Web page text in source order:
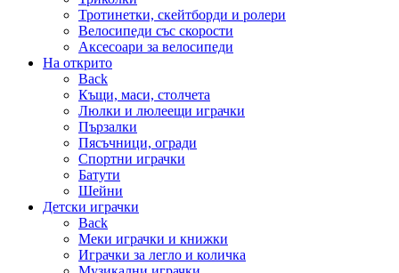
Тротинетки, скейтборди и ролери
Велосипеди със скорости
Аксесоари за велосипеди
На открито
Back
Къщи, маси, столчета
Люлки и люлеещи играчки
Пързалки
Пясъчници, огради
Спортни играчки
Батути
Шейни
Детски играчки
Back
Меки играчки и книжки
Играчки за легло и количка